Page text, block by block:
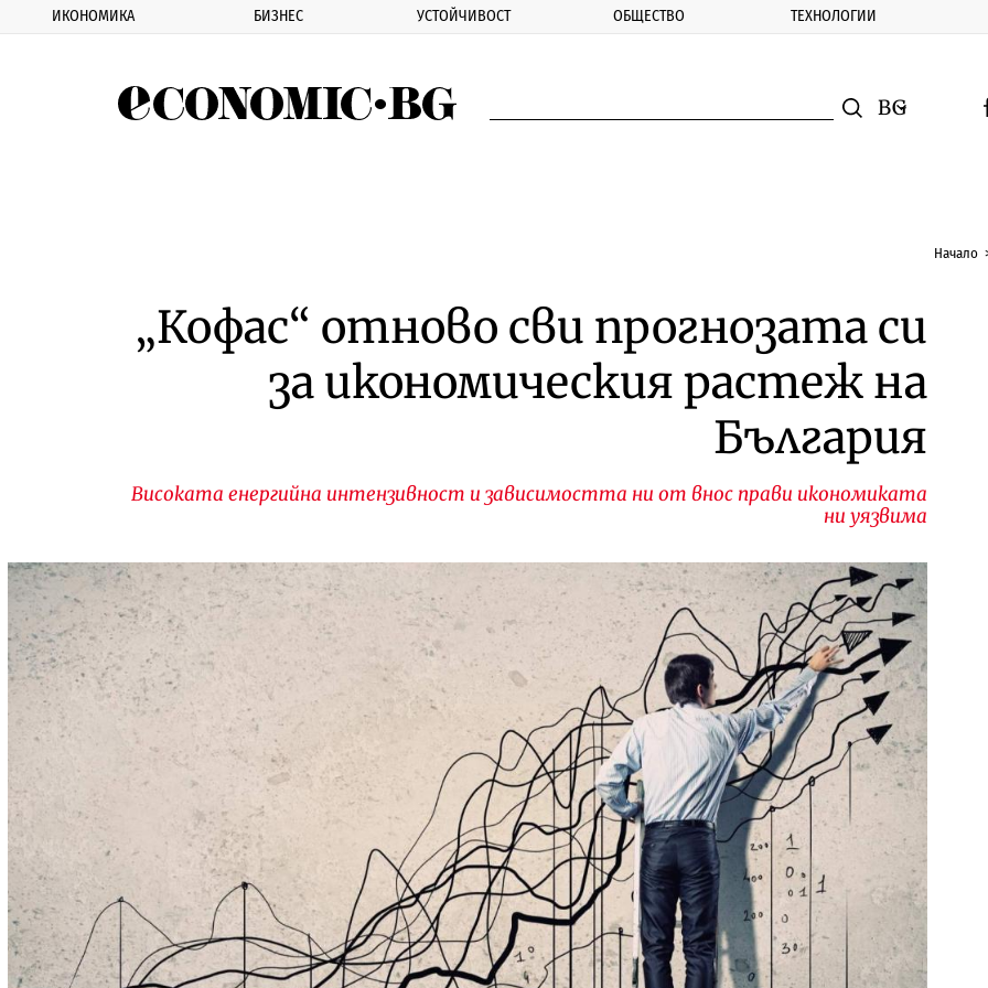
ИКОНОМИКА БИЗНЕС УСТОЙЧИВОСТ ОБЩЕСТВО ТЕХНОЛОГИИ
Смяна на
Начало
„Кофас“ отново сви прогнозата си
за икономическия растеж на
България
Високата енергийна интензивност и зависимостта ни от внос прави икономиката
ни уязвима